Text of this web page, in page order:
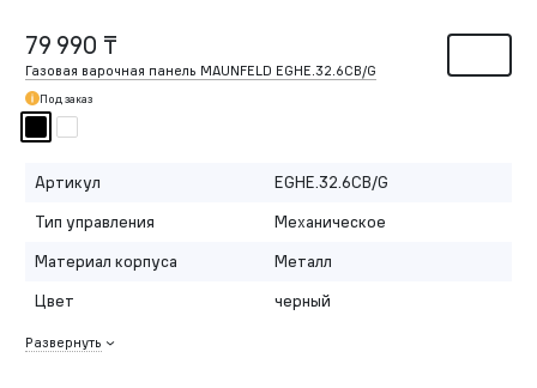
79 990 ₸
Газовая варочная панель MAUNFELD EGHE.32.6CB/G
Под заказ
Артикул
EGHE.32.6CB/G
Тип управления
Механическое
Материал корпуса
Металл
Цвет
черный
Развернуть